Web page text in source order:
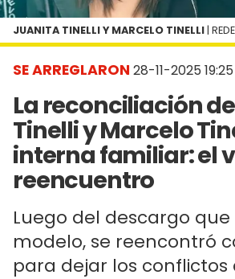
SE ARREGLARON 28-11-2025 19:25
La reconciliación
Tinelli y Marcelo
interna familiar: el
reencuentro
Luego del descargo que
modelo, se reencontró
para dejar los conflictos
JUANITA TINELLI Y MARCELO TINELLI |